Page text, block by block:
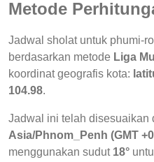
Metode
Jadwal sholat untuk phumi-
berdasarkan metode Liga
koordinat geografis kota:
104.98.
Jadwal ini telah disesuaikan
Asia/Phnom_Penh (GMT
menggunakan sudut 18°